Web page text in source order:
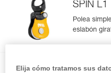
SPIN L1
Polea
eslabón
Elija cómo tratamos sus